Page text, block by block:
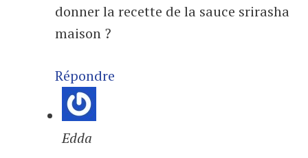
donner la recette de la sauce srirasha
maison ?
Répondre
Edda